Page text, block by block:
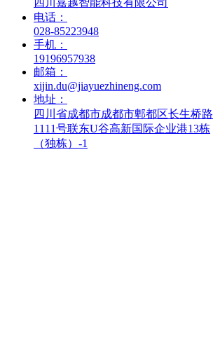
四川嘉越智能科技有限公司
电话：
028-85223948
手机：
19196957938
邮箱：
xijin.du@jiayuezhineng.com
地址：
四川省成都市成都市郫都区长生桥路
1111号联东U谷高新国际企业港13栋
（独栋）-1